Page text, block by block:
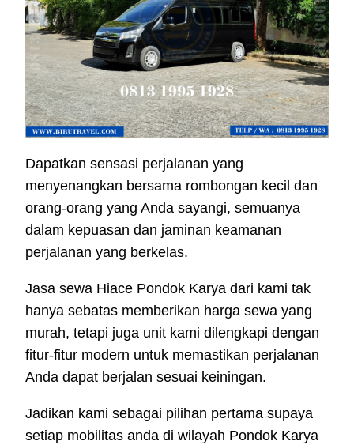
Dapatkan sensasi perjalanan yang
menyenangkan bersama rombongan kecil dan
orang-orang yang Anda sayangi, semuanya
dalam kepuasan dan jaminan keamanan
perjalanan yang berkelas.
Jasa sewa Hiace Pondok Karya dari kami tak
hanya sebatas memberikan harga sewa yang
murah, tetapi juga unit kami dilengkapi dengan
fitur-fitur modern untuk memastikan perjalanan
Anda dapat berjalan sesuai keiningan.
Jadikan kami sebagai pilihan pertama supaya
setiap mobilitas anda di wilayah Pondok Karya